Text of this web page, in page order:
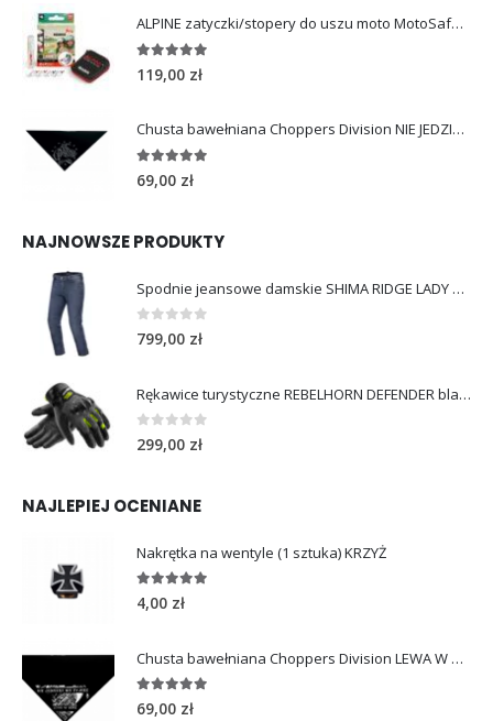
ALPINE zatyczki/stopery do uszu moto MotoSafe Pro
4.96out of 5
119,00 zł
Chusta bawełniana Choppers Division NIE JEDZIESZ NIE ŻYJESZ
5.00out of 5
69,00 zł
NAJNOWSZE PRODUKTY
Spodnie jeansowe damskie SHIMA RIDGE LADY blue
0out of 5
799,00 zł
Rękawice turystyczne REBELHORN DEFENDER black yellow fluo
0 out of 5
299,00 zł
NAJLEPIEJ OCENIANE
Nakrętka na wentyle (1 sztuka) KRZYŻ
5.00 out of 5
4,00 zł
Chusta bawełniana Choppers Division LEWA W GÓRĘ
5.00out of 5
69,00 zł